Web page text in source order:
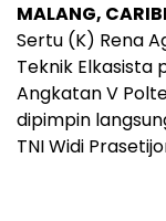
MALANG,
Sertu (K) Rena
Teknik Elkasista
Angkatan V
dipimpin
TNI Widi